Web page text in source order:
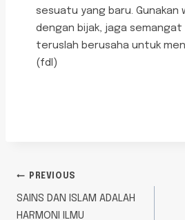
sesuatu yang baru. Gunakan
dengan bijak, jaga semangat
teruslah berusaha untuk
(fdl)
PREVIOUS
SAINS DAN ISLAM ADALAH
HARMONI ILMU